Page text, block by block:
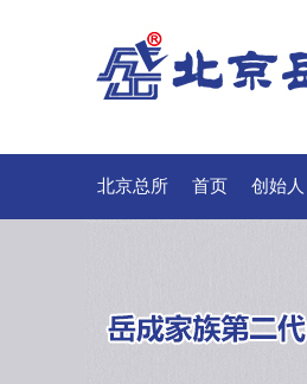
北京总所 首页 创始人